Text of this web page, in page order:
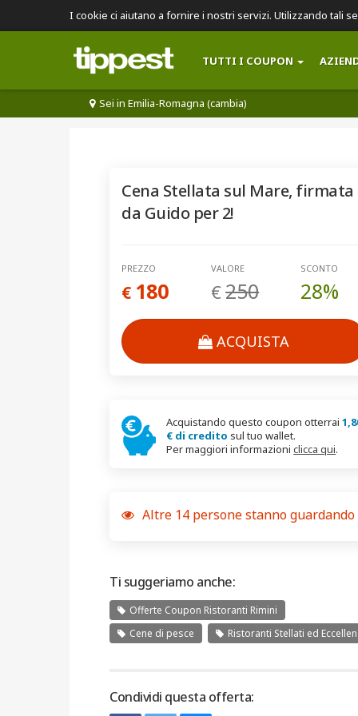
I cookie ci aiutano a fornire i nostri servizi. Utilizzando tali
TUTTI I COUPON
Sei in Emilia-Romagna (cambia)
Cena Stellata sul Mare, firmata
da Guido per 2!
PREZZO
€ 180
VALORE
€250
SCONTO
28%
ACQUISTA
Acquistando questo coupon otterrai
€ di credito sul tuo wallet.
Per maggiori informazioniclicca qui.
Altre 14 persone stanno guardando
Ti suggeriamo anche:
Offerte Coupon Ristoranti Rimini
Cene di pesce
Ristoranti Stellati ed
Condividi questa offerta: